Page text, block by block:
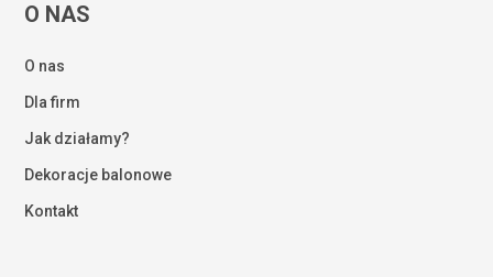
O NAS
O nas
Dla firm
Jak działamy?
Dekoracje balonowe
Kontakt